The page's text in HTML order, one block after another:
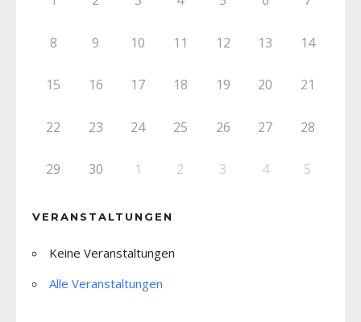
8 9 10 11 12 13 14
15 16 17 18 19 20 21
22 23 24 25 26 27 28
29 30 1 2 3 4 5
VERANSTALTUNGEN
Keine Veranstaltungen
Alle Veranstaltungen